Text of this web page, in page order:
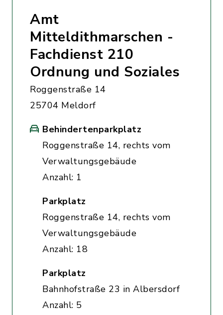
Amt
Mitteldithmarschen -
Fachdienst 210
Ordnung und Soziales
Roggenstraße 14
25704 Meldorf
Behindertenparkplatz
Roggenstraße 14, rechts vom
Verwaltungsgebäude
Anzahl: 1
Parkplatz
Roggenstraße 14, rechts vom
Verwaltungsgebäude
Anzahl: 18
Parkplatz
Bahnhofstraße 23 in Albersdorf
Anzahl: 5